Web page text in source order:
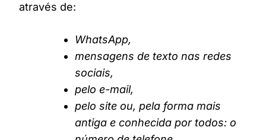
através de:
WhatsApp,
mensagens de texto nas redes
sociais,
pelo e-mail,
pelo site ou, pela forma mais
antiga e conhecida por todos: o